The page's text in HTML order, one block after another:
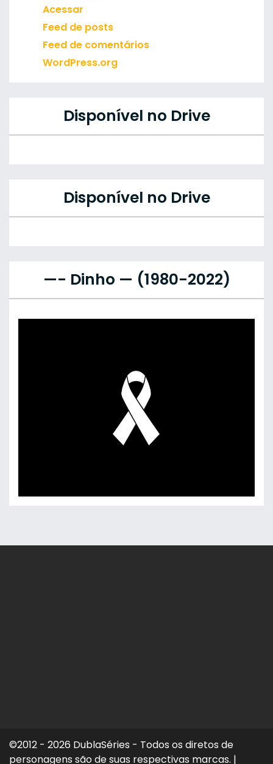
Acessar
Feed de posts
Feed de comentários
WordPress.org
Disponível no Drive
Disponível no Drive
—- Dinho — (1980-2022)
©2012 - 2026 DublaSéries - Todos os diretos de
personagens são de suas respectivas marcas. |